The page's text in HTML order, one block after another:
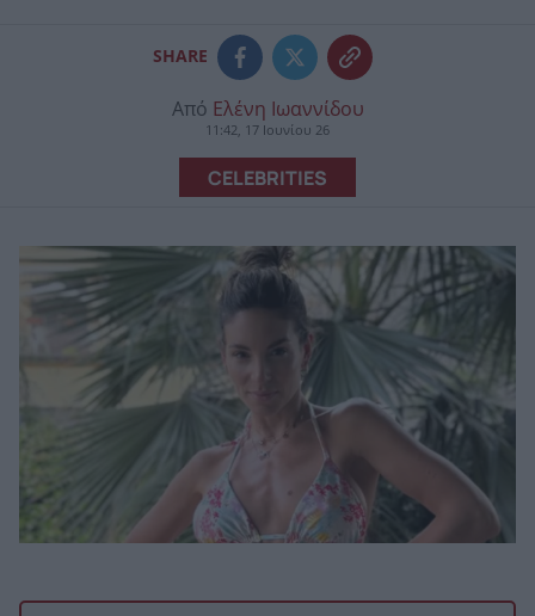
SHARE
Από Ελένη Ιωαννίδου
11:42, 17 Ιουνίου 26
CELEBRITIES